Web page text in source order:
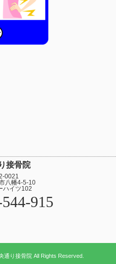
接骨院
0021
八幡4-5-10
ハイツ102
915
り接骨院 All Rights Reserved.